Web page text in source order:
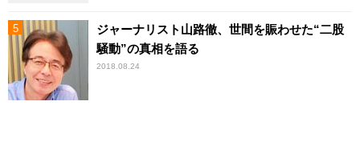
ジャーナリスト山路徹、世間を賑わせた“二股
騒動”の真相を語る
2018.08.24